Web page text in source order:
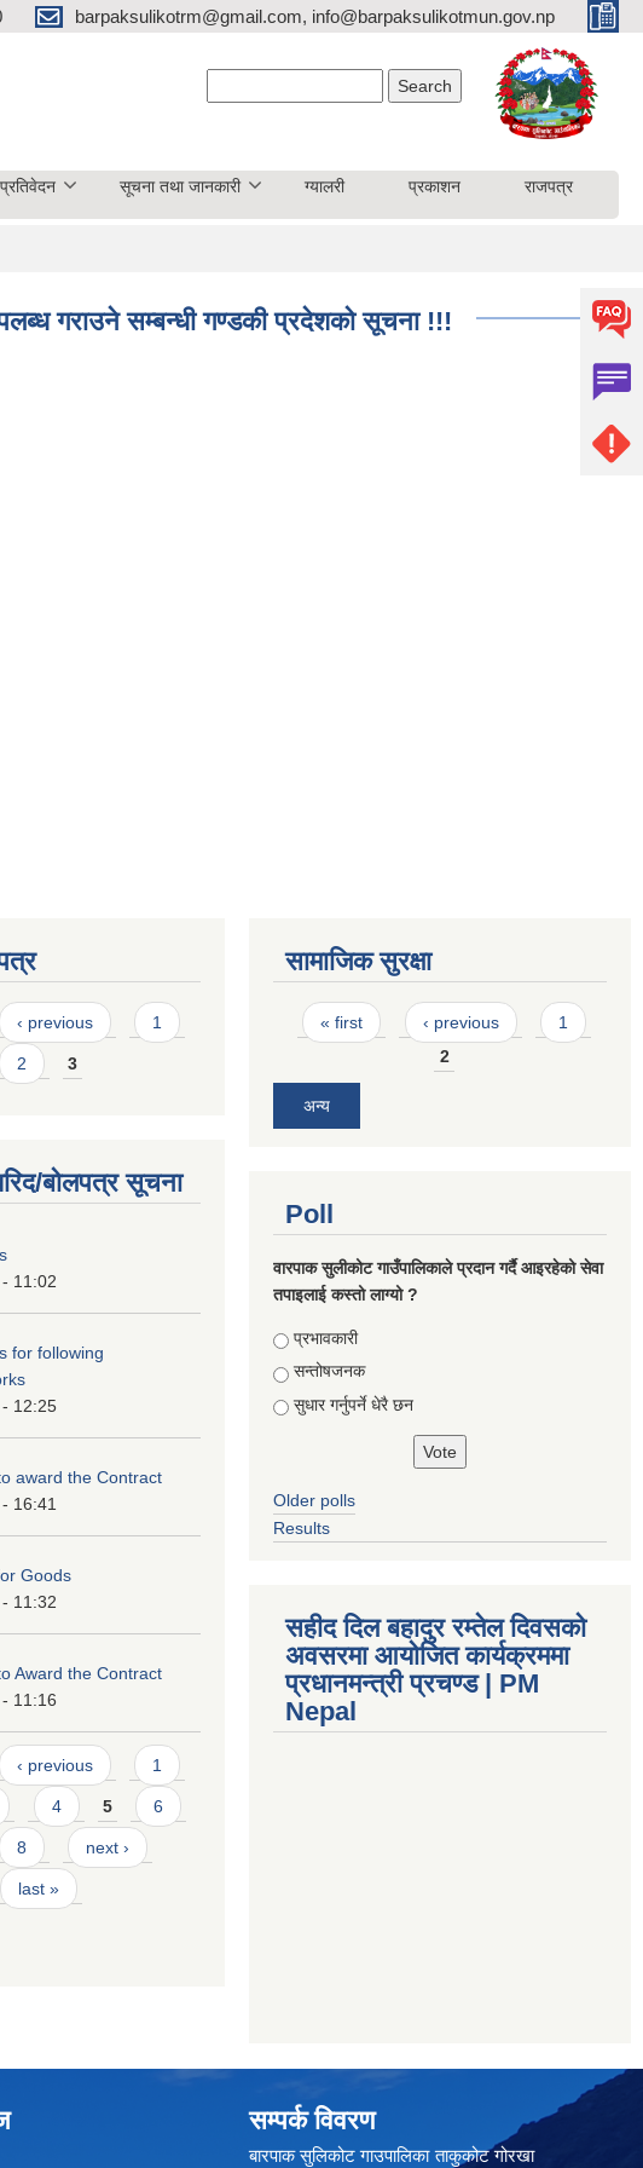
barpaksulikotrm@gmail.com, info@barpaksulikotmun.gov.np
प्रतिवेदन सूचना तथा जानकारी ग्यालरी प्रकाशन राजपत्र
गराउने सम्बन्धी गण्डकी प्रदेशको सूचना !!!
‹ previous 1
2 3
बोलपत्र सूचना
11:02
for following
12:25
award the Contract
16:41
Goods
11:32
Award the Contract
11:16
‹ previous 1
4 5 6
8 next ›
last »
सामाजिक सुरक्षा
Pages
« first ‹ previous
1
2
अन्य
Poll
वारपाक सुलीकोट गाउँपालिकाले प्रदान गर्दै आइरहेको सेवा
तपाइलाई कस्तो लाग्यो ?
Choices
प्रभावकारी
सन्तोषजनक
सुधार गर्नुपर्ने धेरै छन
Older polls
Results
सहीद दिल बहादुर रम्तेल दिवसको
अवसरमा आयोजित कार्यक्रममा
प्रधानमन्त्री प्रचण्ड | PM
Nepal
सम्पर्क विवरण
बारपाक सुलिकोट गाउपालिका ताकुकोट गोरखा